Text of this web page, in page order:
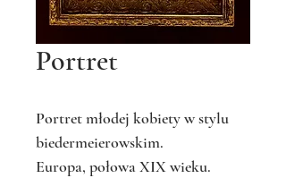
Portret
Portret młodej kobiety w stylu
biedermeierowskim.
Europa, połowa XIX wieku.